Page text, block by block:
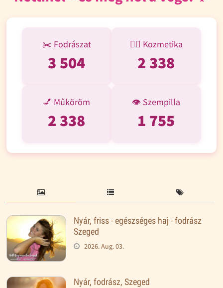
✂️ Fodrászat
3 504
💆‍♀️ Kozmetika
2 338
💅 Műköröm
2 338
👁️ Szempilla
1 755
Nyár, friss - egészséges haj - fodrász
Szeged
2026. Aug. 03.
Nyár, fodrász, Szeged